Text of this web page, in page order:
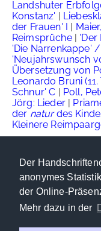
Der
anonymes
der Online-
Mehr dazu in der
Landshuter
Konstanz' |
der Frauen' I |
Reimsprüche| 'Der
'Die Narrenkappe'
'Neujahrswunsch
Übersetzung von
Leonardo Bruni (11.
Schnur' C | Poll,
Jörg: Lieder|
der naturdes
Kleinere